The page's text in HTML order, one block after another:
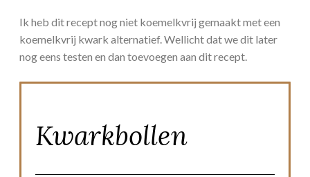
Ik heb dit recept nog niet koemelkvrij gemaakt met een
koemelkvrij kwark alternatief. Wellicht dat we dit later
nog eens testen en dan toevoegen aan dit recept.
Kwarkbollen